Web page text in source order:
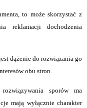
to może skorzystać z
reklamacji dochodzenia
dążenie do rozwiązania go
obu stron.
sporów ma
mają wyłącznie charakter